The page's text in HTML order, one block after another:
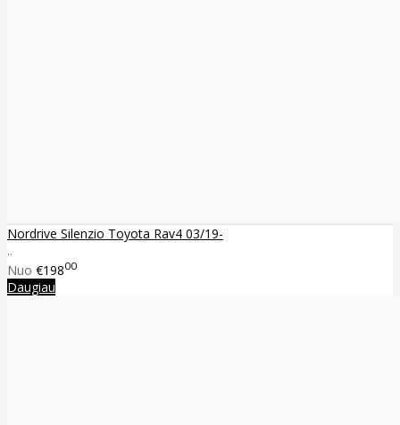
Nordrive Silenzio Toyota Rav4 03/19-
..
Nuo €19800
Daugiau